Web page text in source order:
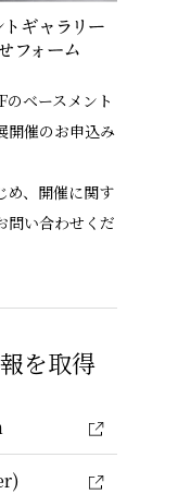
のベースメント
開催のお申込み
め、開催に関す
問い合わせくだ
を取得